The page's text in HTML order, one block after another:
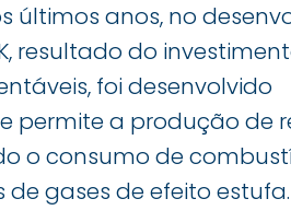
últimos anos, no
resultado do
foi desenvolvido
permite a produção de
o consumo de
gases de efeito estufa.